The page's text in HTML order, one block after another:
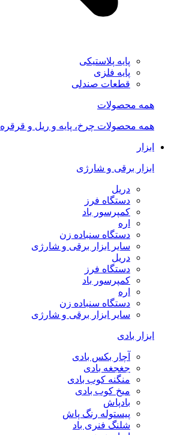
پایه پلاستیکی
پایه فلزی
قطعات صندلی
همه محصولات
همه محصولات چرخ، پایه و ریل و قرقره
ابزار
ابزار برقی و شارژی
دریل
دستگاه فرز
کمپرسور باد
اره
دستگاه سنباده زن
سایر ابزار برقی و شارژی
دریل
دستگاه فرز
کمپرسور باد
اره
دستگاه سنباده زن
سایر ابزار برقی و شارژی
ابزار بادی
آچار بکس بادی
جغجغه بادی
منگنه کوب بادی
میخ کوب بادی
بادپاش
پیستوله رنگ پاش
شلنگ فنری باد